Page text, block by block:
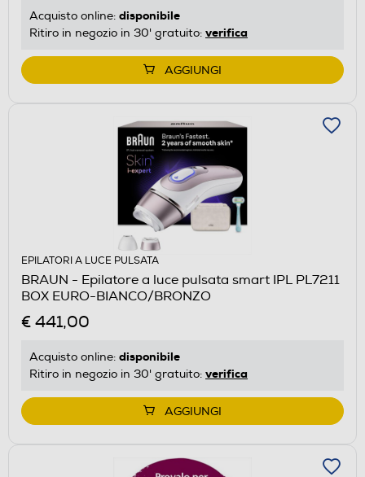
Acquisto online: disponibile
Ritiro in negozio in 30' gratuito: verifica
AGGIUNGI
EPILATORI A LUCE PULSATA
BRAUN - Epilatore a luce pulsata smart IPL PL7211
BOX EURO-BIANCO/BRONZO
€ 441,00
Acquisto online: disponibile
Ritiro in negozio in 30' gratuito: verifica
AGGIUNGI